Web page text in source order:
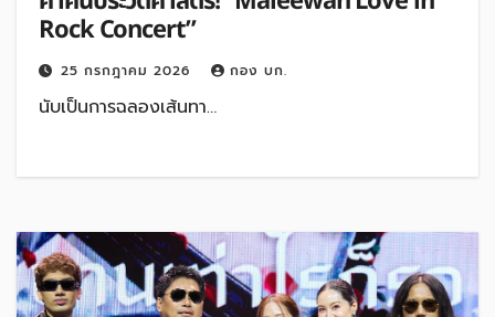
Rock Concert”
25 กรกฎาคม 2026 กอง บก.
นับเป็นการฉลองเส้นทา…